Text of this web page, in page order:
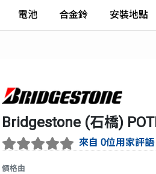
電池 合金鈴 安裝地點
Bridgestone (石橋)
來自 0位用家評語
價格由